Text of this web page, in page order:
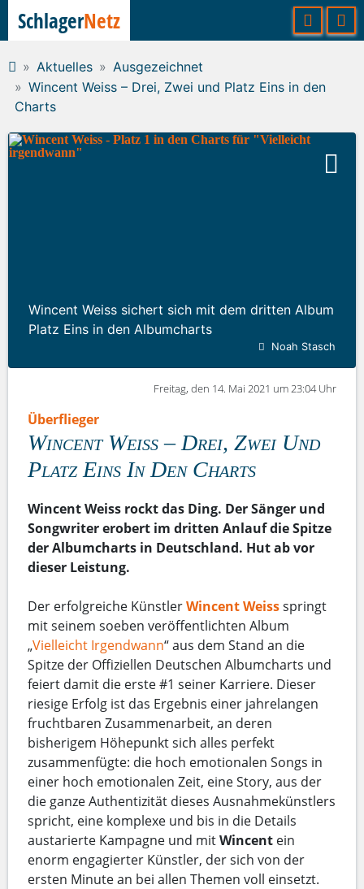
Aktuelles
Ausgezeichnet
Wincent Weiss – Drei, Zwei und Platz Eins in den
Charts
Wincent Weiss sichert sich mit dem dritten Album
Platz Eins in den Albumcharts
Noah Stasch
Freitag, den 14. Mai 2021 um 23:04 Uhr
Überflieger
Wincent Weiss – Drei, Zwei Und
Platz Eins In Den Charts
Wincent Weiss rockt das Ding. Der Sänger und
Songwriter erobert im dritten Anlauf die Spitze
der Albumcharts in Deutschland. Hut ab vor
dieser Leistung.
Der erfolgreiche KünstlerWincent Weissspringt
mit seinem soeben veröffentlichten Album
„Vielleicht Irgendwann“ aus dem Stand an die
Spitze der Offiziellen Deutschen Albumcharts und
feiert damit die erste #1 seiner Karriere. Dieser
riesige Erfolg ist das Ergebnis einer jahrelangen
fruchtbaren Zusammenarbeit, an deren
bisherigem Höhepunkt sich alles perfekt
zusammenfügte: die hoch emotionalen Songs in
einer hoch emotionalen Zeit, eine Story, aus der
die ganze Authentizität dieses Ausnahmekünstlers
spricht, eine komplexe und bis in die Details
austarierte Kampagne und mitWincent ein
enorm engagierter Künstler, der sich von der
ersten Minute an bei allen Themen voll einsetzt.
SchlagerNetz